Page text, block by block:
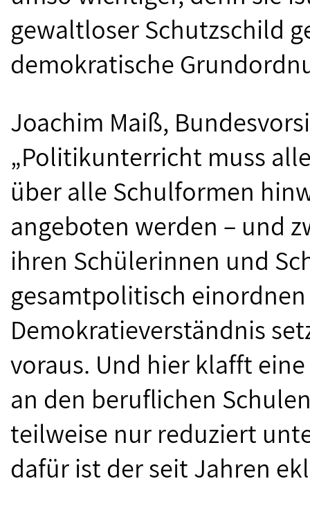
gewaltloser Schutzschild
demokratische
Joachim Maiß,
„Politikunterricht muss
über alle Schulformen
angeboten werden – und
ihren Schülerinnen und
gesamtpolitisch
Demokratieverständnis
voraus. Und hier klafft
an den beruflichen
teilweise nur reduziert
dafür ist der seit Jahren